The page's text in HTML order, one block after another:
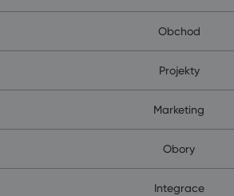
Obchod
Projekty
Marketing
Obory
Integrace